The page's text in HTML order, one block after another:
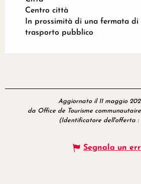
Centro città
In prossimità di una fermata di
trasporto pubblico
Aggiornato il 11 maggio
da Office de Tourisme
(Identificatore dell'offerta :
Segnala un